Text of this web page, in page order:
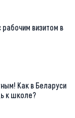
рабочим визитом в
Как в Беларуси
к школе?